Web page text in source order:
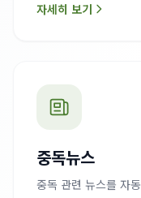
자세히 보기
중독뉴스
중독 관련 뉴스를 자